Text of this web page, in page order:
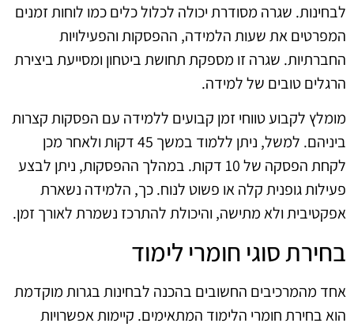
לבחינות. שגרה מסודרת יכולה לכלול כלים כמו לוחות זמנים
המפרטים את שעות הלמידה, ההפסקות והפעילויות
החברתיות. שגרה זו מספקת תחושת ביטחון ומסייעת ביצירת
הרגלים טובים של למידה.
מומלץ לקבוע טווחי זמן קבועים ללמידה עם הפסקות קצרות
ביניהם. למשל, ניתן ללמוד במשך 45 דקות ולאחר מכן
לקחת הפסקה של 10 דקות. במהלך ההפסקות, ניתן לבצע
פעילות גופנית קלה או פשוט לנוח. כך, הלמידה נשארת
אפקטיבית ולא מתישה, והיכולת להתרכז נשמרת לאורך זמן.
בחירת סוגי חומרי לימוד
אחד מהמרכיבים החשובים בהכנה לבחינות בגרות מוקדמת
הוא בחירת חומרי הלימוד המתאימים. קיימות אפשרויות